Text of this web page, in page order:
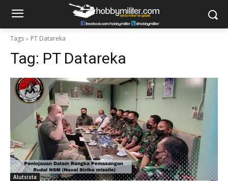
Tags PT Datareka
Tag: PT Datareka
Alutsista